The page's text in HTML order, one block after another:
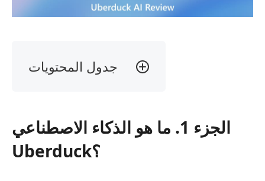
جدول المحتويات
هو
الاصطناعي
الجزء 1. ما هو الذكاء الاصطناعي
Uberduck؟